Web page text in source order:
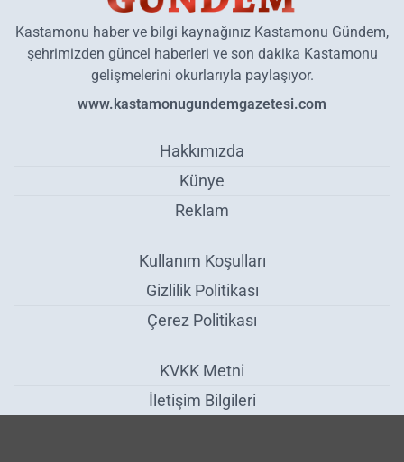
Kastamonu haber ve bilgi kaynağınız Kastamonu Gündem,
şehrimizden güncel haberleri ve son dakika Kastamonu
gelişmelerini okurlarıyla paylaşıyor.
www.kastamonugundemgazetesi.com
Hakkımızda
Künye
Reklam
Kullanım Koşulları
Gizlilik Politikası
Çerez Politikası
KVKK Metni
İletişim Bilgileri